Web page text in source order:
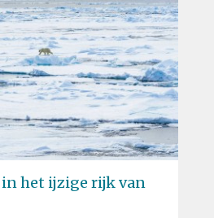
het ijzige rijk van